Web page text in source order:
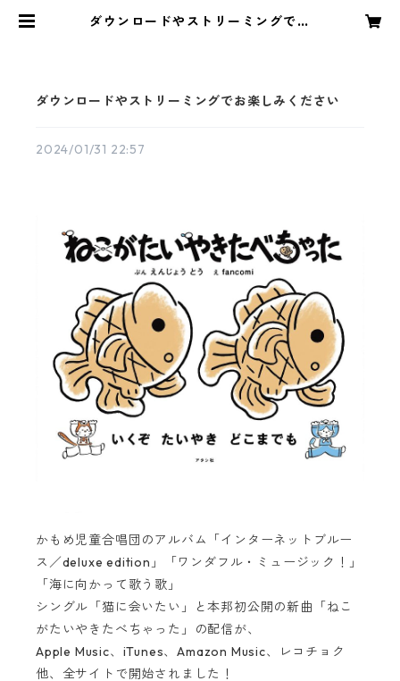
ダウンロードやストリーミングでお
ダウンロードやストリーミングでお楽しみください
2024/01/31 22:57
かもめ児童合唱団のアルバム「インターネットブルー
ス／deluxe edition」「ワンダフル・ミュージック！」
「海に向かって歌う歌」
シングル「猫に会いたい」と本邦初公開の新曲「ねこ
がたいやきたべちゃった」の配信が、
Apple Music、iTunes、Amazon Music、レコチョク
他、全サイトで開始されました！